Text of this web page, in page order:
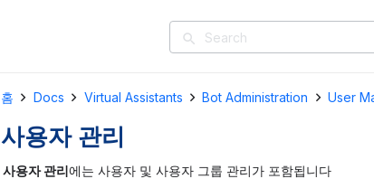
search
홈 Docs Virtual Assistants Bot Administration User
사용자 관리
사용자 관리에는 사용자 및 사용자 그룹 관리가 포함됩니다